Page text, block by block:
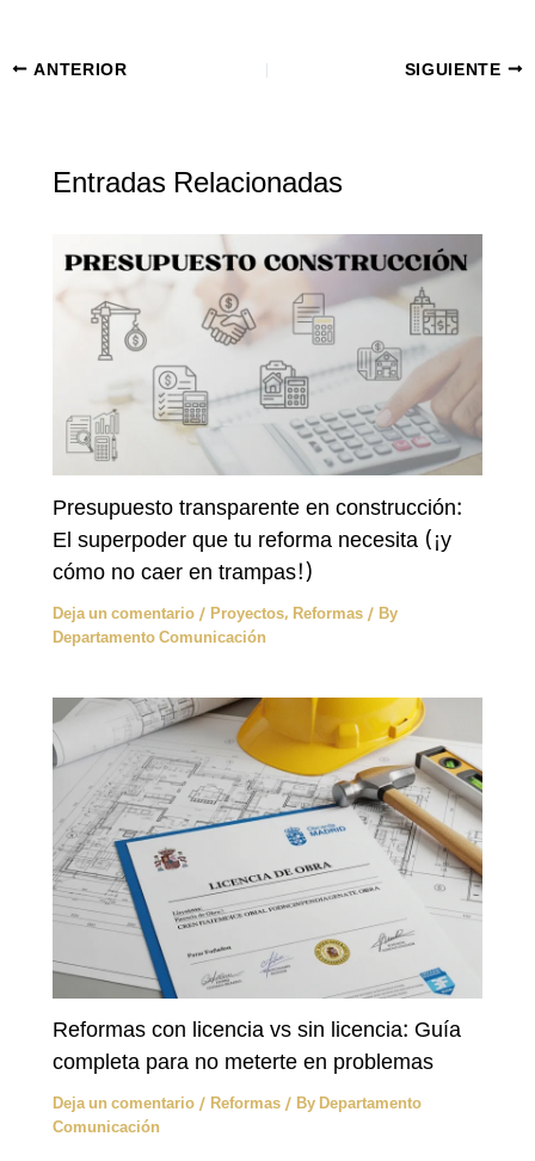
ANTERIOR SIGUIENTE
Entradas Relacionadas
Presupuesto transparente en construcción:
El superpoder que tu reforma necesita (¡y
cómo no caer en trampas!)
Deja un comentario / Proyectos, Reformas / By
Departamento Comunicación
Reformas con licencia vs sin licencia: Guía
completa para no meterte en problemas
Deja un comentario / Reformas / By Departamento
Comunicación